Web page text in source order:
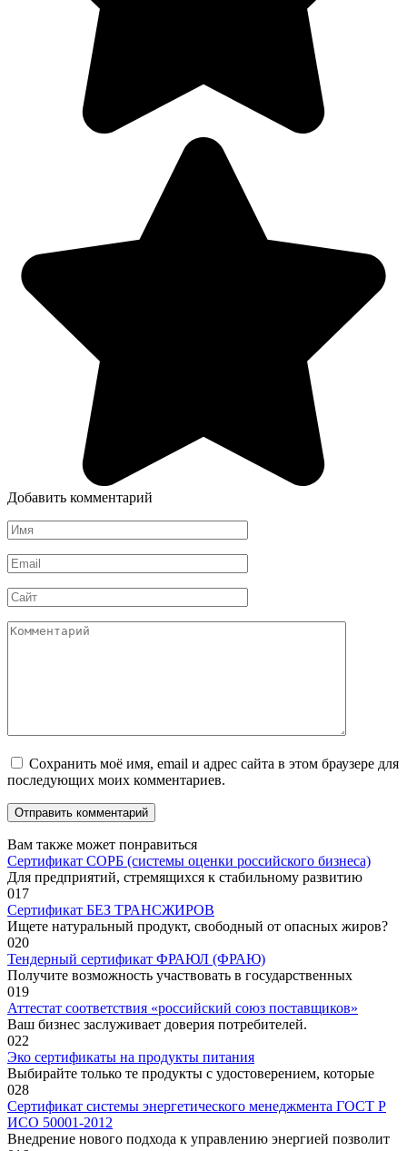
Добавить комментарий
Имя
*
Email
*
Сайт
Комментарий
Сохранить моё имя, email и адрес сайта в этом браузере для
последующих моих комментариев.
Вам также может понравиться
Сертификат СОРБ (системы оценки российского бизнеса)
Для предприятий, стремящихся к стабильному развитию
017
Сертификат БЕЗ ТРАНСЖИРОВ
Ищете натуральный продукт, свободный от опасных жиров?
020
Тендерный сертификат ФРАЮЛ (ФРАЮ)
Получите возможность участвовать в государственных
019
Аттестат соответствия «российский союз поставщиков»
Ваш бизнес заслуживает доверия потребителей.
022
Эко сертификаты на продукты питания
Выбирайте только те продукты с удостоверением, которые
028
Сертификат системы энергетического менеджмента ГОСТ Р
ИСО 50001-2012
Внедрение нового подхода к управлению энергией позволит